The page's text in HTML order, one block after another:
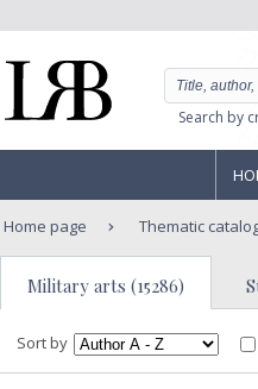
Search by
Home page Thematic
Military arts (15286)
Sort by